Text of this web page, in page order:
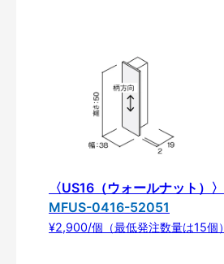
〈US16（ウォールナット）〉
MFUS-0416-52051
¥2,900/個（最低発注数量は15個）